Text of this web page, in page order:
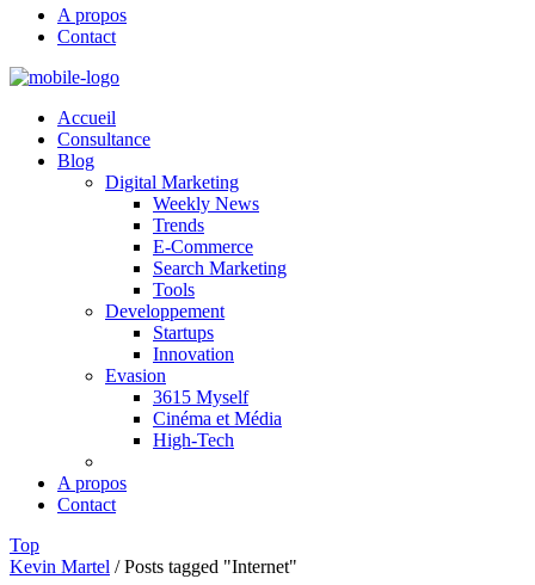
A propos
Contact
Accueil
Consultance
Blog
Digital Marketing
Weekly News
Trends
E-Commerce
Search Marketing
Tools
Developpement
Startups
Innovation
Evasion
3615 Myself
Cinéma et Média
High-Tech
A propos
Contact
Top
Kevin Martel /Posts tagged "Internet"